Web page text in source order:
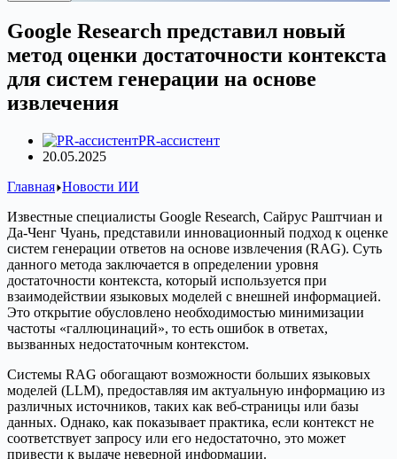
Google Research представил новый
метод оценки достаточности контекста
для систем генерации на основе
извлечения
PR-ассистент
20.05.2025
Главная Новости ИИ
Известные специалисты Google Research, Сайрус Раштчиан и
Да-Ченг Чуань, представили инновационный подход к оценке
систем генерации ответов на основе извлечения (RAG). Суть
данного метода заключается в определении уровня
достаточности контекста, который используется при
взаимодействии языковых моделей с внешней информацией.
Это открытие обусловлено необходимостью минимизации
частоты «галлюцинаций», то есть ошибок в ответах,
вызванных недостаточным контекстом.
Системы RAG обогащают возможности больших языковых
моделей (LLM), предоставляя им актуальную информацию из
различных источников, таких как веб-страницы или базы
данных. Однако, как показывает практика, если контекст не
соответствует запросу или его недостаточно, это может
привести к выдаче неверной информации.